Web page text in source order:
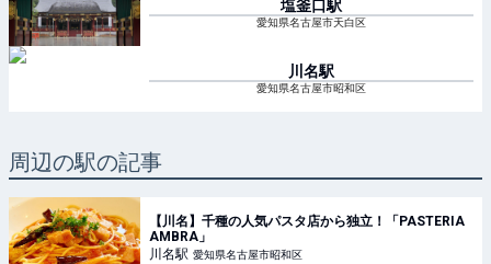
塩釜口駅
愛知県名古屋市天白区
川名駅
愛知県名古屋市昭和区
周辺の駅の記事
【川名】千種の人気パスタ店から独立！「PASTERIA
AMBRA」
川名駅 愛知県名古屋市昭和区